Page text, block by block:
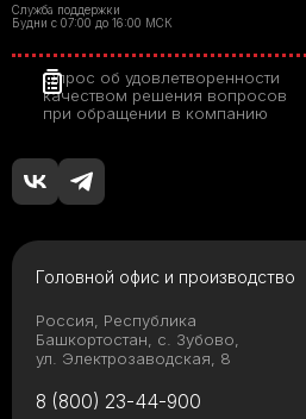
Служба поддержки
Будни с 07:00 до 16:00 МСК
Опрос об удовлетворенности
качеством решения вопросов
при обращении в компанию
Головной офис и производство
Россия, Республика
Башкортостан, с. Зубово,
ул. Электрозаводская, 8
8 (800) 23-44-900